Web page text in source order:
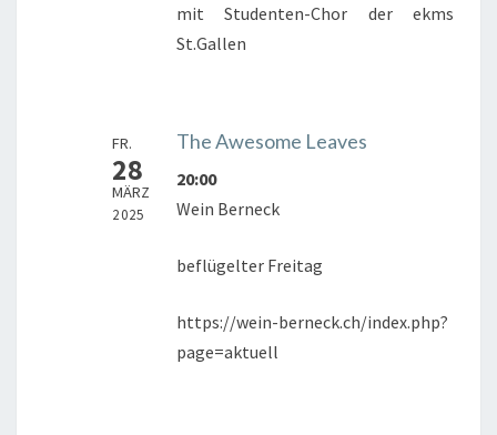
mit Studenten-Chor der ekms
St.Gallen
FR.
28
MÄRZ
2025
The Awesome Leaves
20:00
Wein Berneck
beflügelter Freitag
https://wein-berneck.ch/index.php?
page=aktuell